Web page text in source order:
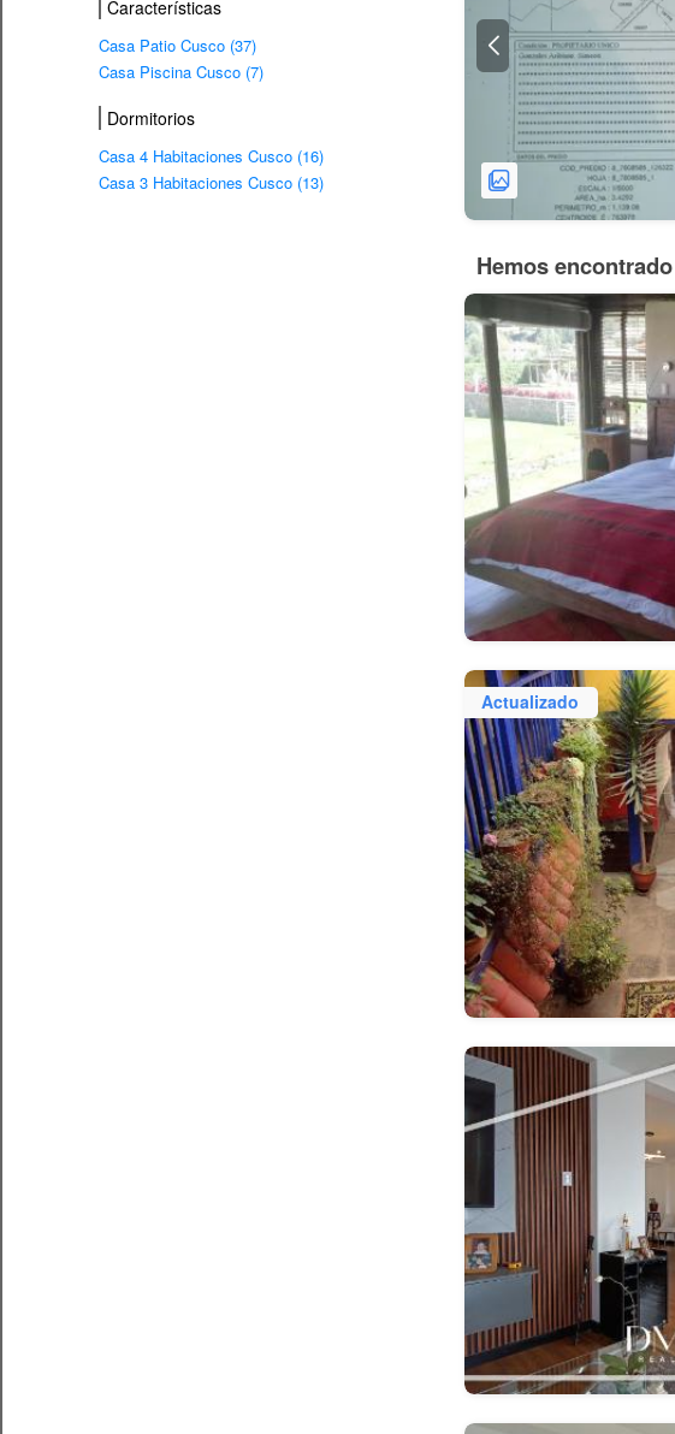
Características
Casa Patio Cusco (37)
Casa Piscina Cusco (7)
Dormitorios
Casa 4 Habitaciones Cusco (16)
Casa 3 Habitaciones Cusco (13)
Hemos
Actualizado